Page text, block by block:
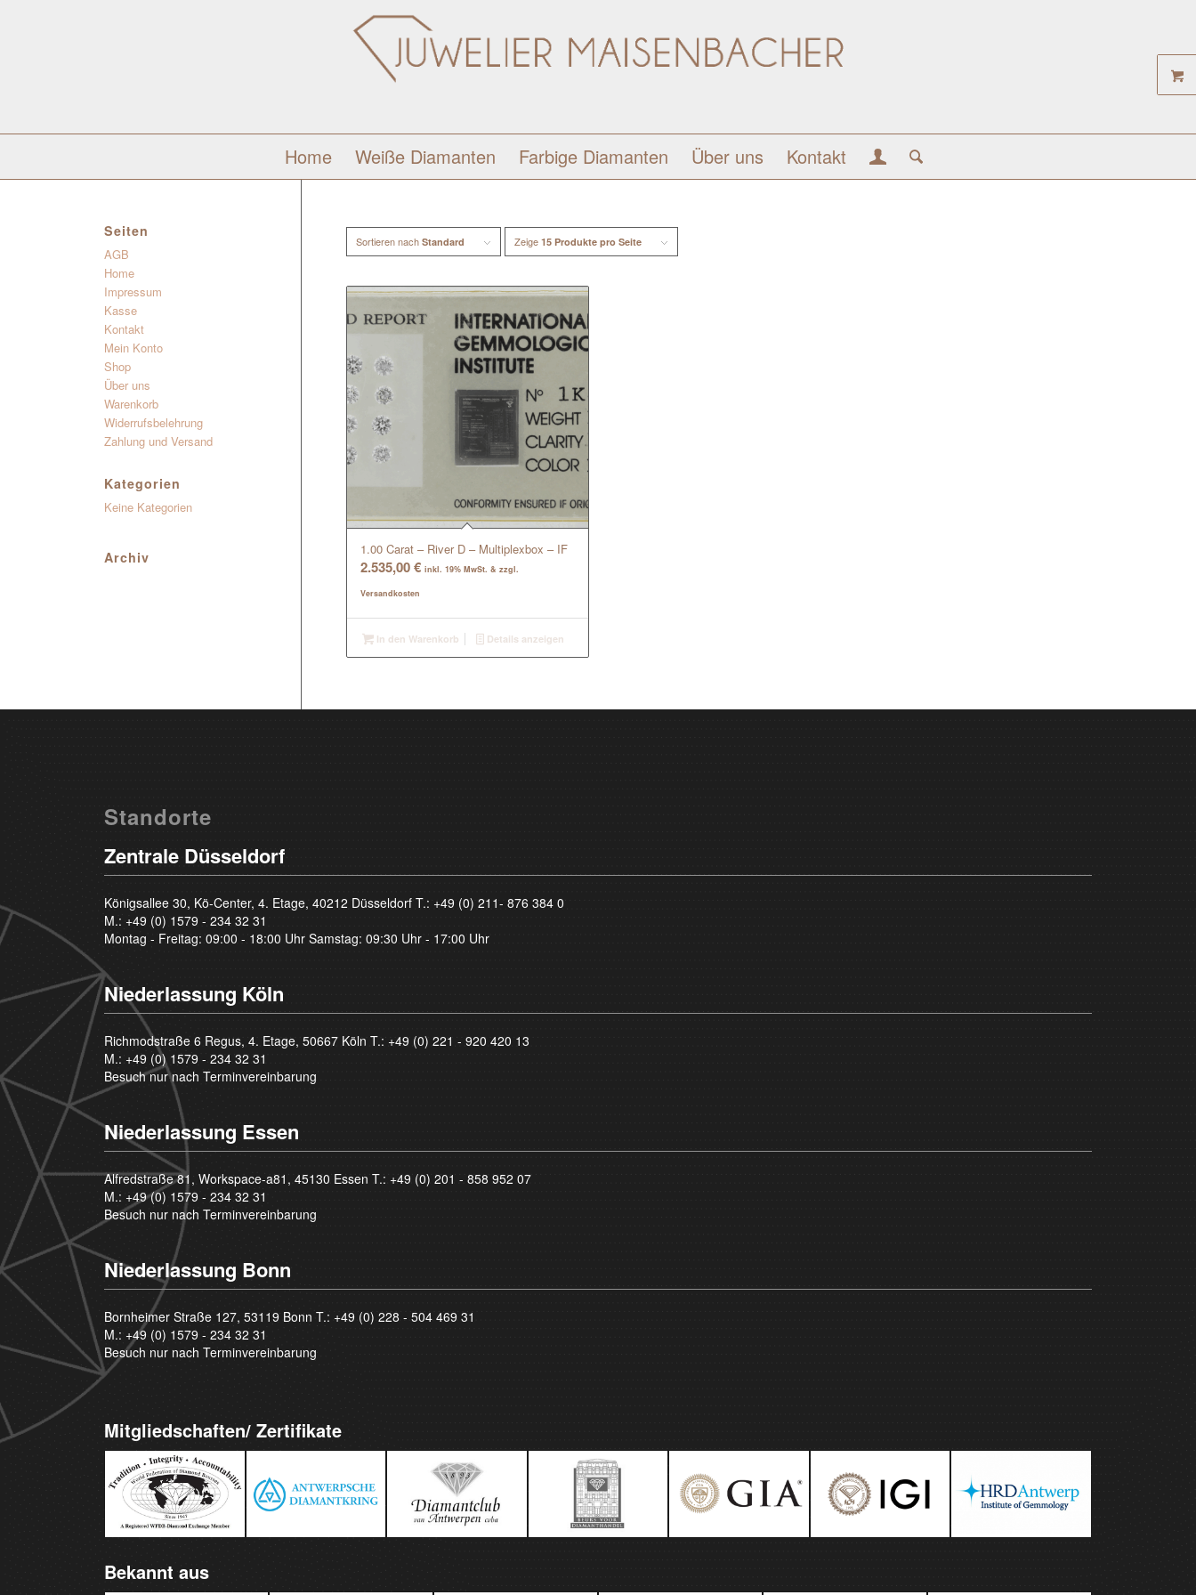
Home Weiße Diamanten Farbige Diamanten Über uns Kontakt
Sortieren nachStandard Zeige15 Produkte pro Seite
1.00 Carat – River D – Multiplexbox – IF
2.535,00€ inkl. 19% MwSt. & zzgl.
Versandkosten
In den Warenkorb Details anzeigen
Seiten
AGB
Home
Impressum
Kasse
Kontakt
Mein Konto
Shop
Über uns
Warenkorb
Widerrufsbelehrung
Zahlung und Versand
Kategorien
Keine Kategorien
Archiv
Standorte
Zentrale Düsseldorf
Königsallee 30, Kö-Center, 4. Etage, 40212 Düsseldorf T.: +49 (0) 211- 876 384 0
M.: +49 (0) 1579 - 234 32 31
Montag - Freitag: 09:00 - 18:00 Uhr Samstag: 09:30 Uhr - 17:00 Uhr
Niederlassung Köln
Richmodstraße 6 Regus, 4. Etage, 50667 Köln T.: +49 (0) 221 - 920 420 13
M.: +49 (0) 1579 - 234 32 31
Besuch nur nach Terminvereinbarung
Niederlassung Essen
Alfredstraße 81, Workspace-a81, 45130 Essen T.: +49 (0) 201 - 858 952 07
M.: +49 (0) 1579 - 234 32 31
Besuch nur nach Terminvereinbarung
Niederlassung Bonn
Bornheimer Straße 127, 53119 Bonn T.: +49 (0) 228 - 504 469 31
M.: +49 (0) 1579 - 234 32 31
Besuch nur nach Terminvereinbarung
Mitgliedschaften/ Zertifikate
Bekannt aus